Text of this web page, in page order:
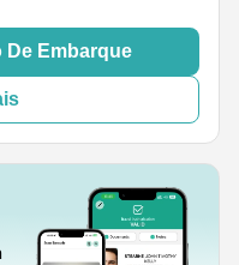
Embarque